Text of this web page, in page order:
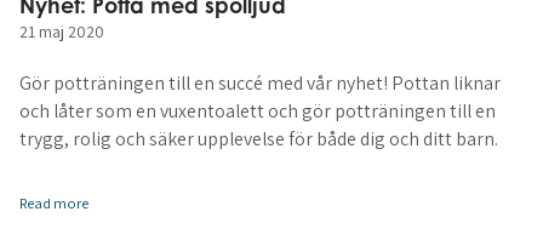
21 maj 2020
Gör potträningen till en succé med vår nyhet! Pottan liknar
och låter som en vuxentoalett och gör potträningen till en
trygg, rolig och säker upplevelse för både dig och ditt barn.
Read more